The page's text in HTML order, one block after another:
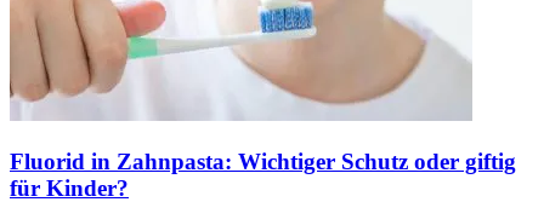
Fluorid in Zahnpasta: Wichtiger Schutz oder giftig
für Kinder?